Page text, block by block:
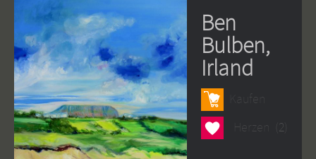
Ben
Bulben,
Irland
Kaufen
HerzenHerzen (2)